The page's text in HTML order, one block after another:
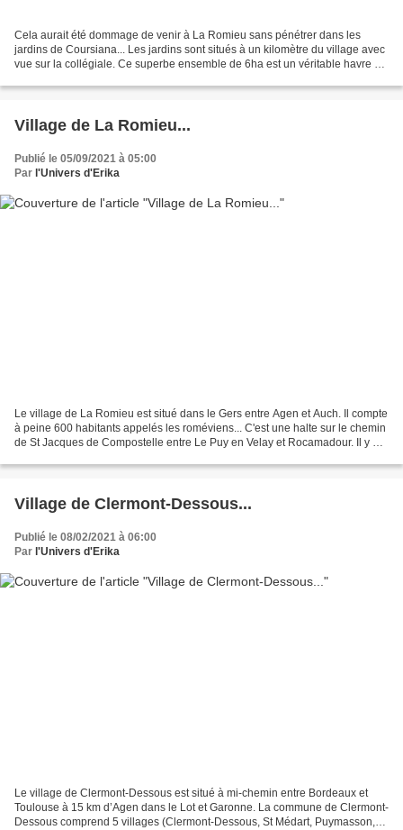
Cela aurait été dommage de venir à La Romieu sans pénétrer dans les
jardins de Coursiana... Les jardins sont situés à un kilomètre du village avec
vue sur la collégiale. Ce superbe ensemble de 6ha est un véritable havre de
Village de La Romieu...
Publié le 05/09/2021 à 05:00
Par l'Univers d'Erika
Le village de La Romieu est situé dans le Gers entre Agen et Auch. Il compte
à peine 600 habitants appelés les roméviens... C'est une halte sur le chemin
de St Jacques de Compostelle entre Le Puy en Velay et Rocamadour. Il y a
Village de Clermont-Dessous...
Publié le 08/02/2021 à 06:00
Par l'Univers d'Erika
Le village de Clermont-Dessous est situé à mi-chemin entre Bordeaux et
Toulouse à 15 km d’Agen dans le Lot et Garonne. La commune de Clermont-
Dessous comprend 5 villages (Clermont-Dessous, St Médart, Puymasson,